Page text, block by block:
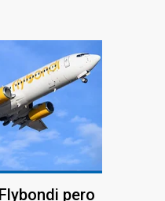
pero